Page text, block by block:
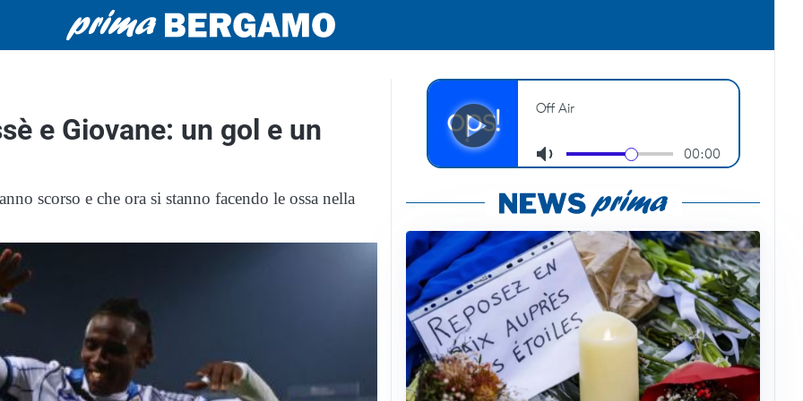
e Giovane: un gol e un
scorso e che ora si stanno facendo le ossa nella